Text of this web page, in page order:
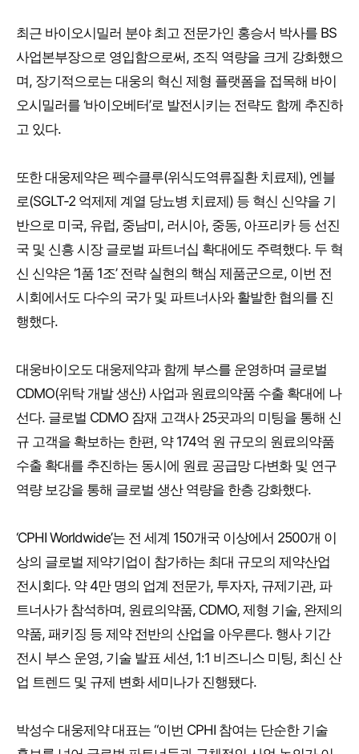
최근 바이오시밀러 분야 최고 전문가인 홍승서 박사를 BS
사업본부장으로 영입함으로써, 조직 역량을 크게 강화했으
며, 장기적으로는 대웅의 혁신 제형 플랫폼을 접목해 바이
오시밀러를 ‘바이오베터’로 발전시키는 전략도 함께 추진하
고 있다.
또한 대웅제약은 펙수클루(위식도역류질환 치료제), 엔블
로(SGLT-2 억제제 계열 당뇨병 치료제) 등 혁신 신약을 기
반으로 미국, 유럽, 중남미, 러시아, 중동, 아프리카 등 선진
국 및 신흥 시장 글로벌 파트너십 확대에도 주력했다. 두 혁
신 신약은 ‘1품 1조’ 전략 실현의 핵심 제품군으로, 이번 전
시회에서도 다수의 국가 및 파트너사와 활발한 협의를 진
행했다.
대웅바이오도 대웅제약과 함께 부스를 운영하며 글로벌
CDMO(위탁 개발 생산) 사업과 원료의약품 수출 확대에 나
선다. 글로벌 CDMO 잠재 고객사 25곳과의 미팅을 통해 신
규 고객을 확보하는 한편, 약 174억 원 규모의 원료의약품
수출 확대를 추진하는 동시에 원료 공급망 다변화 및 연구
역량 보강을 통해 글로벌 생산 역량을 한층 강화했다.
‘CPHI Worldwide’는 전 세계 150개국 이상에서 2500개 이
상의 글로벌 제약기업이 참가하는 최대 규모의 제약산업
전시회다. 약 4만 명의 업계 전문가, 투자자, 규제기관, 파
트너사가 참석하며, 원료의약품, CDMO, 제형 기술, 완제의
약품, 패키징 등 제약 전반의 산업을 아우른다. 행사 기간
전시 부스 운영, 기술 발표 세션, 1:1 비즈니스 미팅, 최신 산
업 트렌드 및 규제 변화 세미나가 진행됐다.
박성수 대웅제약 대표는 “이번 CPHI 참여는 단순한 기술